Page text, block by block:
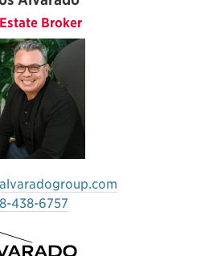
Broker
438-6757